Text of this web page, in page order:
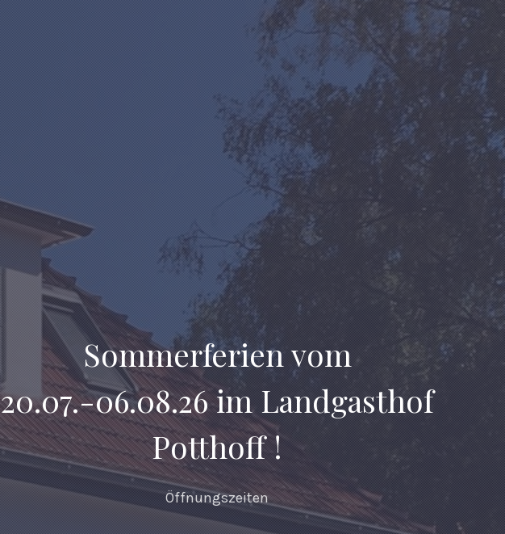
Sommerferien vom
20.07.-06.08.26 im Landgasthof
Potthoff !
Öffnungszeiten